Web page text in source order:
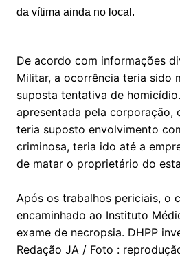
da vítima ainda no local.
De acordo com informações
Militar, a ocorrência teria sido
suposta tentativa de
apresentada pela corporação,
teria suposto envolvimento
criminosa, teria ido até a
de matar o proprietário do
Após os trabalhos periciais, o
encaminhado ao Instituto
exame de necropsia. DHPP
Redação JA / Foto :